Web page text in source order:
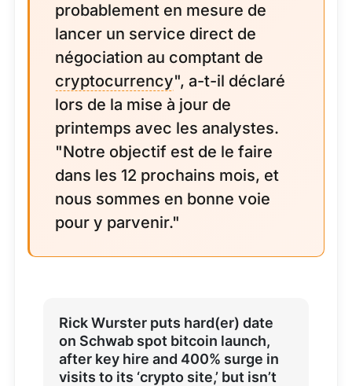
probablement en mesure de
lancer un service direct de
négociation au comptant de
cryptocurrency", a-t-il déclaré
lors de la mise à jour de
printemps avec les analystes.
"Notre objectif est de le faire
dans les 12 prochains mois, et
nous sommes en bonne voie
pour y parvenir."
Rick Wurster puts hard(er) date
on Schwab spot bitcoin launch,
after key hire and 400% surge in
visits to its ‘crypto site,’ but isn’t